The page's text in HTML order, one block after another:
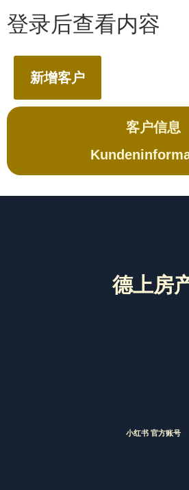
登录后查看内容
新增客户
客户信息
德上房
小红书 官方账号